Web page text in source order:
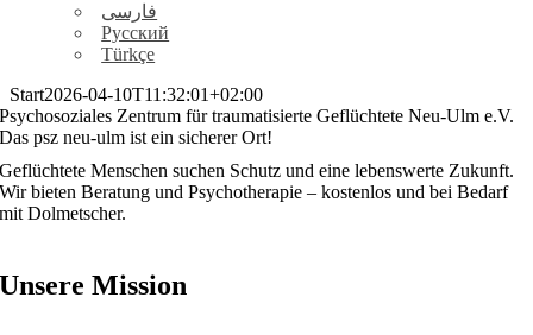
فارسی
Русский
Türkçe
Start2026-04-10T11:32:01+02:00
Psychosoziales Zentrum für traumatisierte Geflüchtete Neu-Ulm e.V.
Das psz neu-ulm ist ein sicherer Ort!
Geflüchtete Menschen suchen Schutz und eine lebenswerte Zukunft.
Wir bieten Beratung und Psychotherapie – kostenlos und bei Bedarf
mit Dolmetscher.
Unsere Mission